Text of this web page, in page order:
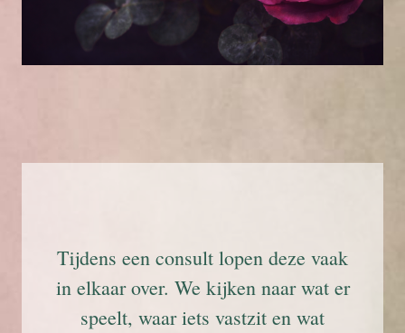
Tijdens een consult lopen deze vaak
in elkaar over. We kijken naar wat er
speelt, waar iets vastzit en wat